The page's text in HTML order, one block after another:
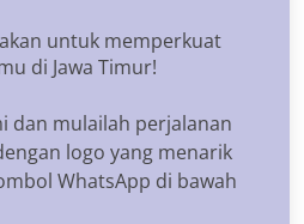
untuk memperkuat
di Jawa Timur!
dan mulailah perjalanan
logo yang menarik
WhatsApp di bawah